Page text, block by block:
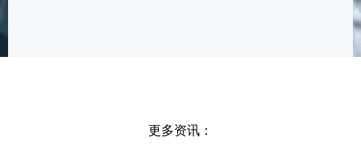
更多资讯：